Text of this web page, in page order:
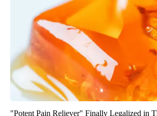
"Potent Pain Reliever" Finally Legalized in